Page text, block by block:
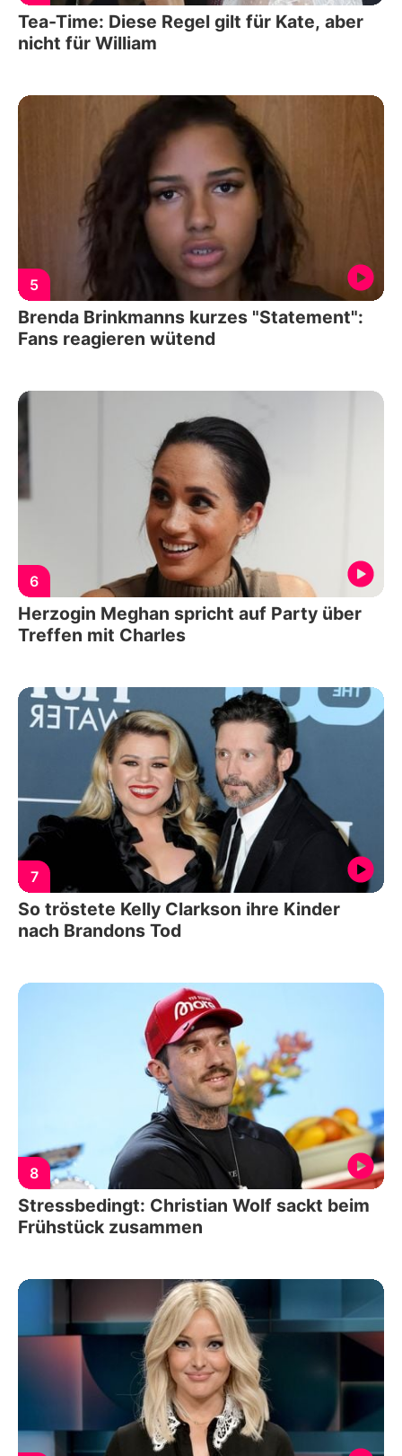
Tea-Time: Diese Regel gilt für Kate, aber
nicht für William
5
Brenda Brinkmanns kurzes "Statement":
Fans reagieren wütend
6
Herzogin Meghan spricht auf Party über
Treffen mit Charles
7
So tröstete Kelly Clarkson ihre Kinder
nach Brandons Tod
8
Stressbedingt: Christian Wolf sackt beim
Frühstück zusammen